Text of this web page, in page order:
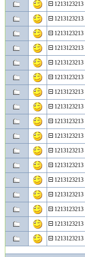
1213123213
1213123213
1213123213
1213123213
1213123213
1213123213
1213123213
1213123213
1213123213
1213123213
1213123213
1213123213
1213123213
1213123213
1213123213
1213123213
1213123213